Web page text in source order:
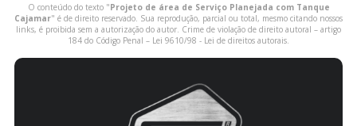
O conteúdo do texto "Projeto de área de Serviço Planejada com Tanque
Cajamar" é de direito reservado. Sua reprodução, parcial ou total, mesmo citando nossos
links, é proibida sem a autorização do autor. Crime de violação de direito autoral – artigo
184 do Código Penal – Lei 9610/98 - Lei de direitos autorais.